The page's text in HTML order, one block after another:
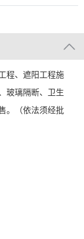
程、遮阳工程施
玻璃隔断、卫生
。（依法须经批